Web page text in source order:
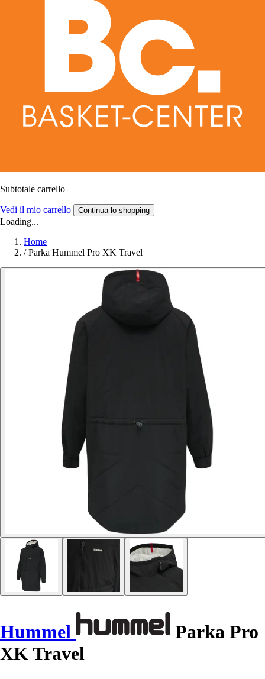
Subtotale carrello
Vedi il mio carrello Continua lo shopping
Loading...
Home
/ Parka Hummel Pro XK Travel
Hummel
Parka Pro
XK Travel